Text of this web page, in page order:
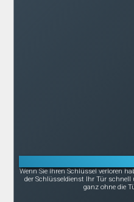
Wenn Sie Ihren Schlüssel verloren
der Schlüsseldienst Ihr Tür schnell
ganz ohne die